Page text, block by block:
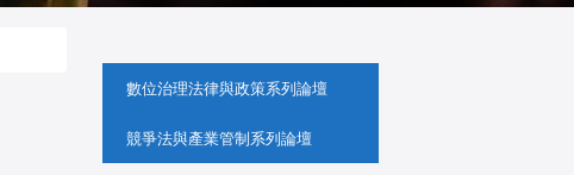
數位治理法律與政策系列論壇
競爭法與產業管制系列論壇